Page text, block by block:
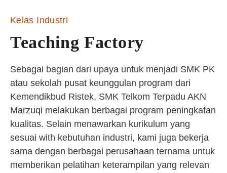
Kelas Industri
Teaching Factory
Sebagai bagian dari upaya untuk menjadi SMK PK
atau sekolah pusat keunggulan program dari
Kemendikbud Ristek, SMK Telkom Terpadu AKN
Marzuqi melakukan berbagai program peningkatan
kualitas. Selain menawarkan kurikulum yang
sesuai with kebutuhan industri, kami juga bekerja
sama dengan berbagai perusahaan ternama untuk
memberikan pelatihan keterampilan yang relevan